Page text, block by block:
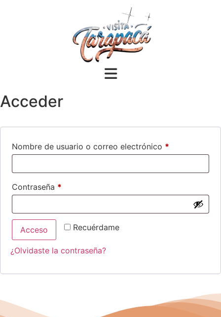
Acceder
Nombre de usuario o correo electrónico *
Contraseña *
Recuérdame
Acceso
¿Olvidaste la contraseña?